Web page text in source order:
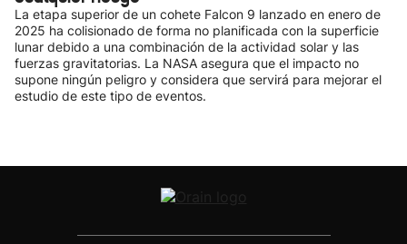
La etapa superior de un cohete Falcon 9 lanzado en enero de
2025 ha colisionado de forma no planificada con la superficie
lunar debido a una combinación de la actividad solar y las
fuerzas gravitatorias. La NASA asegura que el impacto no
supone ningún peligro y considera que servirá para mejorar el
estudio de este tipo de eventos.